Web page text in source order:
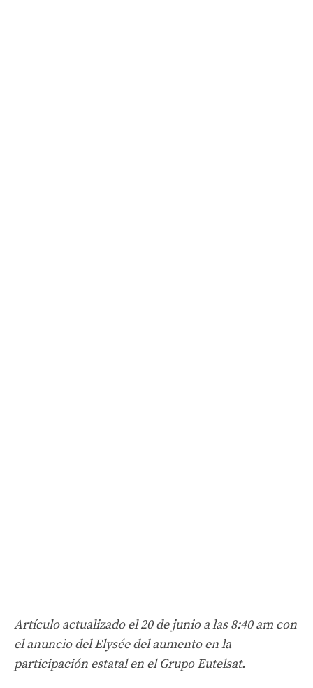
Artículo actualizado el 20 de junio a las 8:40 am con
el anuncio del Elysée del aumento en la
participación estatal en el Grupo Eutelsat.